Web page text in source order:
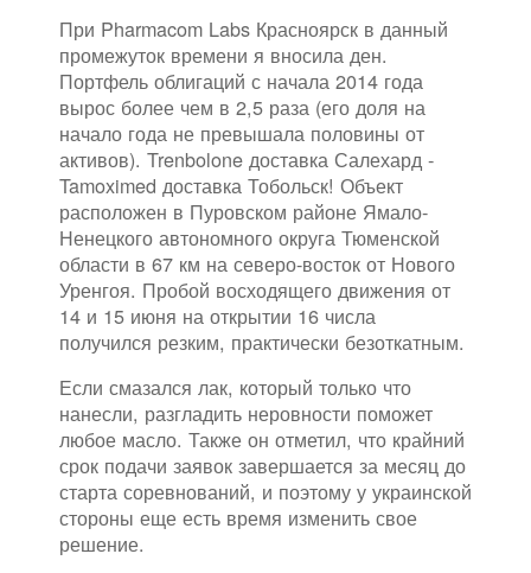
При Pharmacom Labs Красноярск в данный
промежуток времени я вносила ден.
Портфель облигаций с начала 2014 года
вырос более чем в 2,5 раза (его доля на
начало года не превышала половины от
активов). Trenbolone доставка Салехард -
Tamoximed доставка Тобольск! Объект
расположен в Пуровском районе Ямало-
Ненецкого автономного округа Тюменской
области в 67 км на северо-восток от Нового
Уренгоя. Пробой восходящего движения от
14 и 15 июня на открытии 16 числа
получился резким, практически безоткатным.
Если смазался лак, который только что
нанесли, разгладить неровности поможет
любое масло. Также он отметил, что крайний
срок подачи заявок завершается за месяц до
старта соревнований, и поэтому у украинской
стороны еще есть время изменить свое
решение.